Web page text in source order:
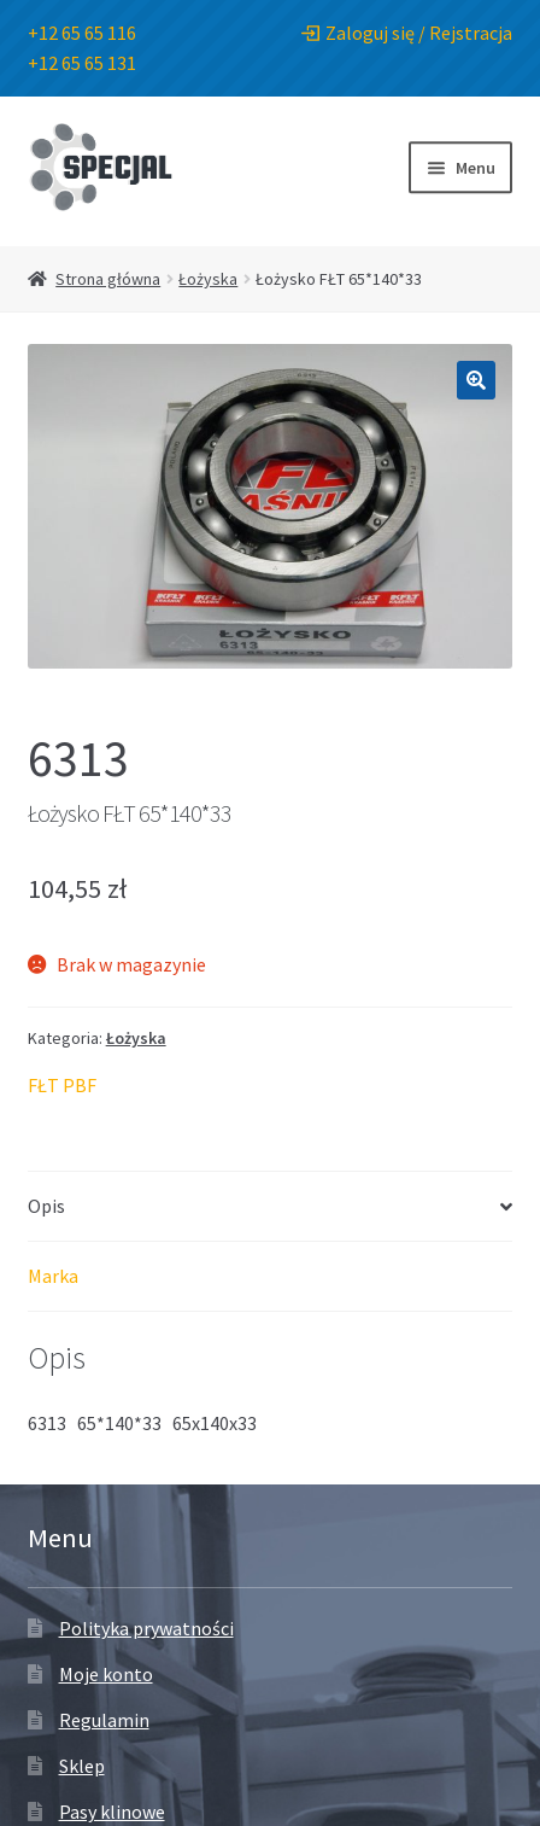
+12 65 65 116
+12 65 65 131
Zaloguj się / Rejstracja
Przejdź
do
nawigacji
Przejdź
do
treści
Menu
Strona główna Łożyska Łożysko FŁT 65*140*33
6313
Łożysko FŁT 65*140*33
104,55 zł
Brak w magazynie
Kategoria: Łożyska
FŁT PBF
Opis
Marka
Opis
6313 65*140*33 65x140x33
Menu
Polityka prywatności
Moje konto
Regulamin
Sklep
Pasy klinowe